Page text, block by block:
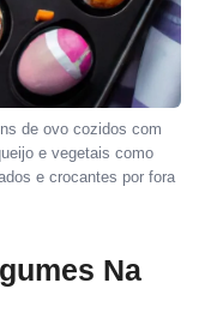
de ovo cozidos com
e vegetais como
e crocantes por fora
Na